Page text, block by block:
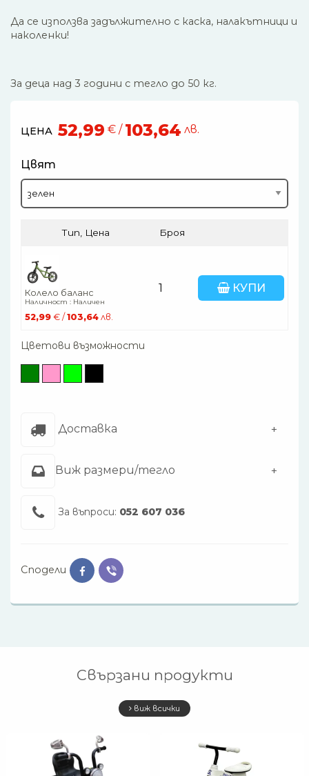
Да се използва задължително с каска, налакътници и
наколенки!
За деца над 3 години с тегло до 50 кг.
ЦЕНА 52,99 € / 103,64 лв.
Цвят
Тип, Цена Броя
Колело баланс
Наличност : Наличен
52,99 € /103,64 лв.
КУПИ
Цветови възможности
Доставка
Виж размери/тегло
За въпроси: 052 607 036
Сподели
Свързани продукти
виж всички